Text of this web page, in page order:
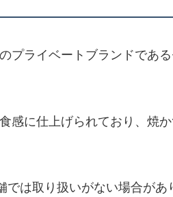
プライベートブランドであ
感に仕上げられており、焼
は取り扱いがない場合があ